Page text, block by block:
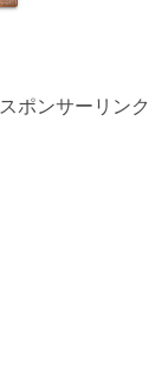
スポンサーリンク